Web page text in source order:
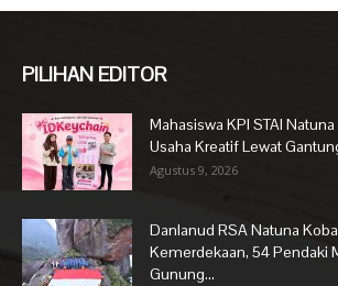
PILIHAN EDITOR
Mahasiswa KPI STAI
Usaha Kreatif Lewat
Agustus 9, 2026
Danlanud RSA Natuna
Kemerdekaan, 54 Pendaki
Gunung...